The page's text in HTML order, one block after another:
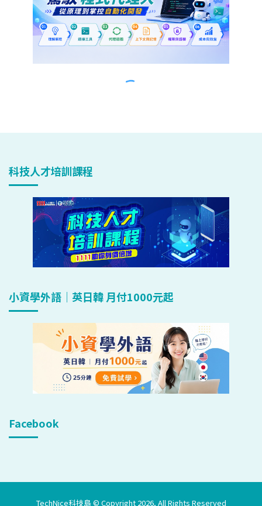
科技人才培訓課程
小資學外語｜英日韓 月付1000元起
Facebook
TechNice科技島 © Copyright 2026, All Rights Reserved